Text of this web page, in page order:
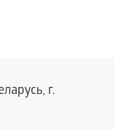
г.